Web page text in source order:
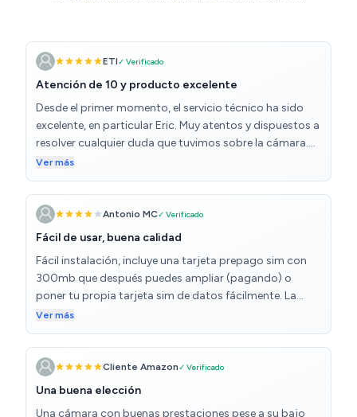
ETl✓ Verificado
Atención de 10 y producto excelente
Desde el primer momento, el servicio técnico ha sido
excelente, en particular Eric. Muy atentos y dispuestos a
resolver cualquier duda que tuvimos sobre la cámara.
Nos ayudaron paso a paso en la configuración y
siempre respondiendo rápido y con claridad. Da gusto
encontrar vendedores tan comprometidos con el
cliente. En cuanto a la cámara, estupenda. La calidad de
imagen es excelente, se ve y se oye genial, incluso de
todo lo que ofrece. ¡Muy recomendado!
Ver más
Antonio MC✓ Verificado
Fácil de usar, buena calidad
Fácil instalación, incluye una tarjeta prepago sim con
300mb que después puedes ampliar (pagando) o
poner tu propia tarjeta sim de datos fácilmente. La
calidad es aceptable para el uso como cámara de
seguridad pero tampoco esperes una calidad 4k. Por
ahora funciona perfectamente.
Ver más
Cliente Amazon✓ Verificado
Una buena elección
Una cámara con buenas prestaciones pese a su bajo